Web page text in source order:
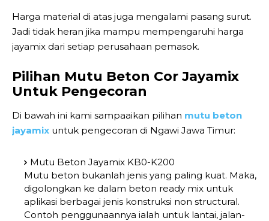
Harga material di atas juga mengalami pasang surut.
Jadi tidak heran jika mampu mempengaruhi harga
jayamix dari setiap perusahaan pemasok.
Pilihan Mutu Beton Cor Jayamix
Untuk Pengecoran
Di bawah ini kami sampaaikan pilihan mutu beton
jayamix untuk pengecoran di Ngawi Jawa Timur:
Mutu Beton Jayamix KB0-K200
Mutu beton bukanlah jenis yang paling kuat. Maka,
digolongkan ke dalam beton ready mix untuk
aplikasi berbagai jenis konstruksi non structural.
Contoh penggunaannya ialah untuk lantai, jalan-